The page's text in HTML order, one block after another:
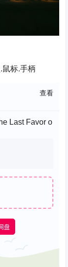
鼠标.手柄
查看
Last Favor o
盘